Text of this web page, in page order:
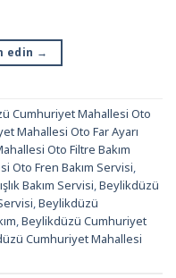
edin →
Cumhuriyet Mahallesi Oto
Mahallesi Oto Far Ayarı
Oto Filtre Bakım
Oto Fren Bakım Servisi,
Bakım Servisi,Beylikdüzü
,Beylikdüzü
,Beylikdüzü Cumhuriyet
Cumhuriyet Mahallesi